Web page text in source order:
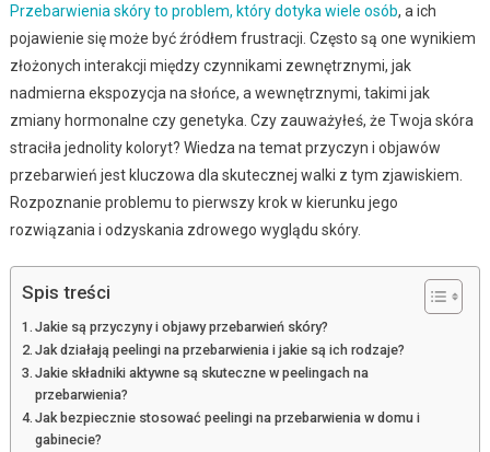
Przebarwienia skóry to problem, który dotyka wiele osób, a ich
pojawienie się może być źródłem frustracji. Często są one wynikiem
złożonych interakcji między czynnikami zewnętrznymi, jak
nadmierna ekspozycja na słońce, a wewnętrznymi, takimi jak
zmiany hormonalne czy genetyka. Czy zauważyłeś, że Twoja skóra
straciła jednolity koloryt? Wiedza na temat przyczyn i objawów
przebarwień jest kluczowa dla skutecznej walki z tym zjawiskiem.
Rozpoznanie problemu to pierwszy krok w kierunku jego
rozwiązania i odzyskania zdrowego wyglądu skóry.
Spis treści
Jakie są przyczyny i objawy przebarwień skóry?
Jak działają peelingi na przebarwienia i jakie są ich rodzaje?
Jakie składniki aktywne są skuteczne w peelingach na
przebarwienia?
Jak bezpiecznie stosować peelingi na przebarwienia w domu i
gabinecie?